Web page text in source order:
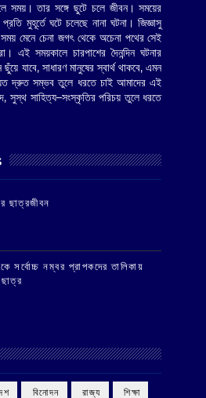
সময়। তার সঙ্গে ছুটে চলে জীবন। সময়ের
মুহূর্তে ঘটে চলেছে নানা ঘটনা। জিজ্ঞাসু
মেনে চেনা জগৎ থেকে অচেনা পথের সেই
এই সময়কালে চারপাশের দৈনন্দিন ঘটনার
যাবে, সাধারণ মানুষের স্বার্থ থাকবে, এমন
দ্রুত সম্ভব তুলে ধরতে চাই আমাদের এই
সুস্থ সাহিত্য–সংস্কৃতির পরিচয় তুলে ধরতে
ছাত্রজীবন
সর্বোচ্চ নম্বর প্রাপকদের তালিকায়
‌ বিনোদন ‌ রাজ্য ‌ শিক্ষা